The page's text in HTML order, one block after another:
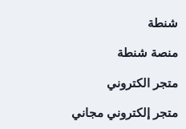
شنطة
منصة شنطة
متجر الكتروني
متجر إلكتروني مجاني